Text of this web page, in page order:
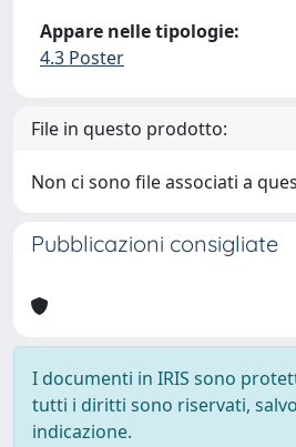
Appare nelle tipologie:
4.3 Poster
File in questo prodotto:
Non ci sono file associati a
Pubblicazioni consigliate
I documenti in IRIS sono
tutti i diritti sono riservati,
indicazione.